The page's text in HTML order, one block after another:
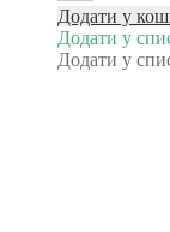
Додати у
Додати у
Додати у